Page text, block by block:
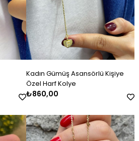
Kadın Gümüş Asansörlü Kişiye
Özel Harf Kolye
₺860,00